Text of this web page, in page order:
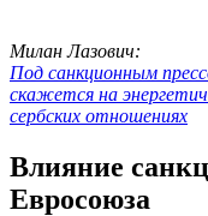
Милан Лазович:
Под санкционным
скажется на
сербских отношениях
Влияние
Евросоюза